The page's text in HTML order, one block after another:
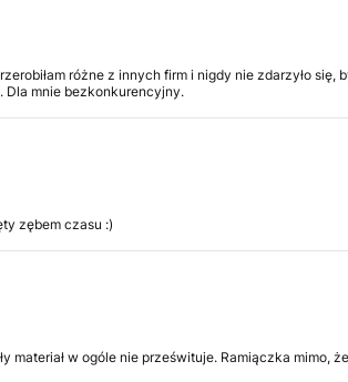
różne z innych firm i nigdy nie zdarzyło
Dla mnie bezkonkurencyjny.
zębem czasu :)
materiał w ogóle nie prześwituje. Ramiączka